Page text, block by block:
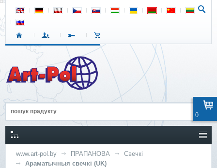
www.art-pol.by ПРАПАНОВА
Свечкі
Араматычныя свечкі (UK)
0